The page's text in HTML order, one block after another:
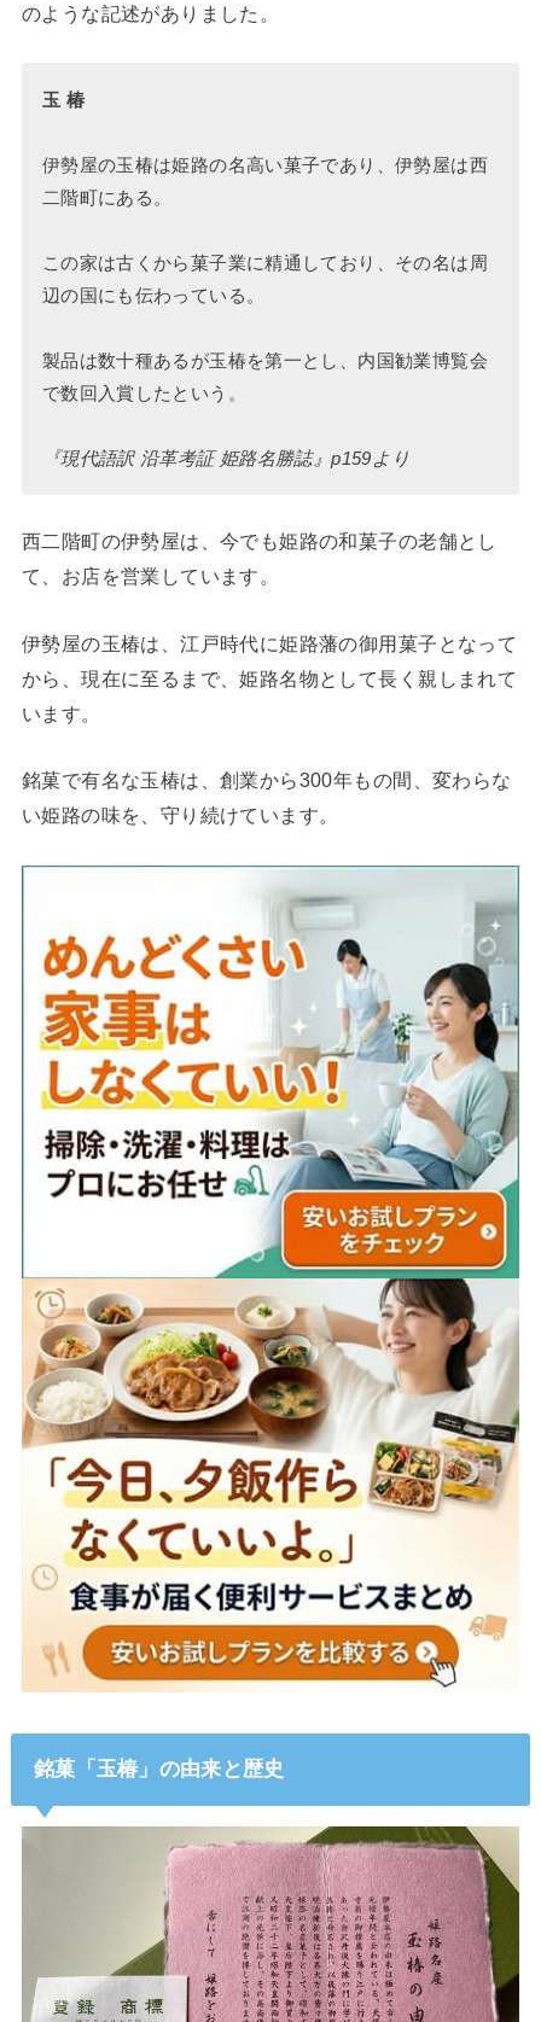
のような記述がありました。
玉 椿
伊勢屋の玉椿は姫路の名高い菓子であり、伊勢屋は西
二階町にある。
この家は古くから菓子業に精通しており、その名は周
辺の国にも伝わっている。
製品は数十種あるが玉椿を第一とし、内国勧業博覧会
で数回入賞したという。
『現代語訳 沿革考証 姫路名勝誌』p159より
西二階町の伊勢屋は、今でも姫路の和菓子の老舗とし
て、お店を営業しています。
伊勢屋の玉椿は、江戸時代に姫路藩の御用菓子となって
から、現在に至るまで、姫路名物として長く親しまれて
います。
銘菓で有名な玉椿は、創業から300年もの間、変わらな
い姫路の味を、守り続けています。
銘菓「玉椿」の由来と歴史